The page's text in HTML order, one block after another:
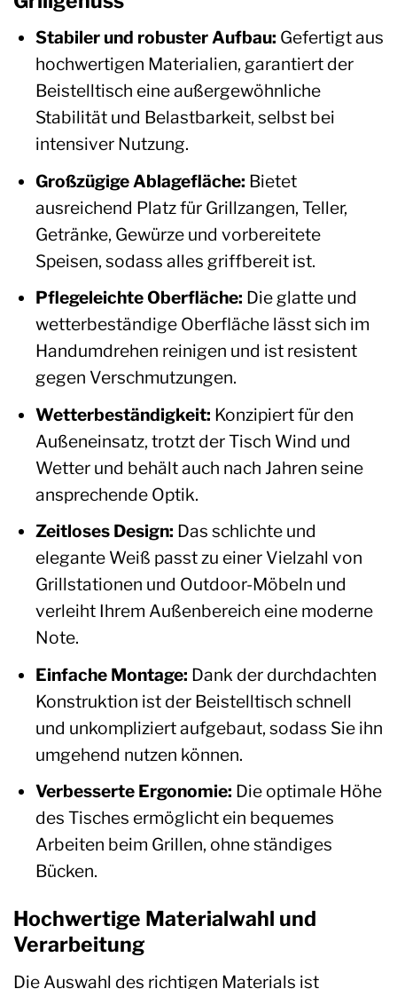
Stabiler und robuster Aufbau: Gefertigt aus
hochwertigen Materialien, garantiert der
Beistelltisch eine außergewöhnliche
Stabilität und Belastbarkeit, selbst bei
intensiver Nutzung.
Großzügige Ablagefläche: Bietet
ausreichend Platz für Grillzangen, Teller,
Getränke, Gewürze und vorbereitete
Speisen, sodass alles griffbereit ist.
Pflegeleichte Oberfläche: Die glatte und
wetterbeständige Oberfläche lässt sich im
Handumdrehen reinigen und ist resistent
gegen Verschmutzungen.
Wetterbeständigkeit: Konzipiert für den
Außeneinsatz, trotzt der Tisch Wind und
Wetter und behält auch nach Jahren seine
ansprechende Optik.
Zeitloses Design: Das schlichte und
elegante Weiß passt zu einer Vielzahl von
Grillstationen und Outdoor-Möbeln und
verleiht Ihrem Außenbereich eine moderne
Note.
Einfache Montage: Dank der durchdachten
Konstruktion ist der Beistelltisch schnell
und unkompliziert aufgebaut, sodass Sie ihn
umgehend nutzen können.
Verbesserte Ergonomie: Die optimale Höhe
des Tisches ermöglicht ein bequemes
Arbeiten beim Grillen, ohne ständiges
Bücken.
Hochwertige Materialwahl und
Verarbeitung
Die Auswahl des richtigen Materials ist